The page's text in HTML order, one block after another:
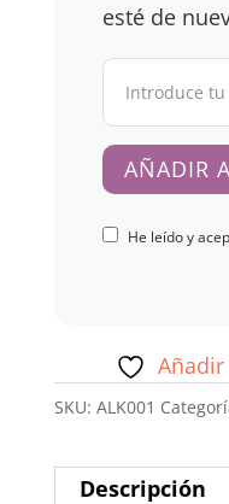
esté de
He leído y
SKU: ALK001
Descripción